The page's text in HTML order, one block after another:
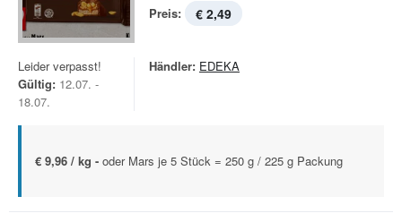
Preis: € 2,49
Leider verpasst!
Gültig: 12.07. -
18.07.
Händler: EDEKA
€ 9,96 / kg - oder Mars je 5 Stück = 250 g / 225 g Packung